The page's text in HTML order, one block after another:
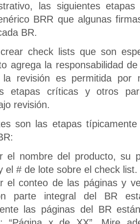
las siguientes
BRR que algunas
BR.
check lists que son
agrega la responsabilidad
la revisión es permitida
etapas críticas y otros
revisión.
son las etapas
el nombre del producto, su
el # de lote sobre el check list.
el conteo de las páginas y
parte integral del BR
las páginas del BR